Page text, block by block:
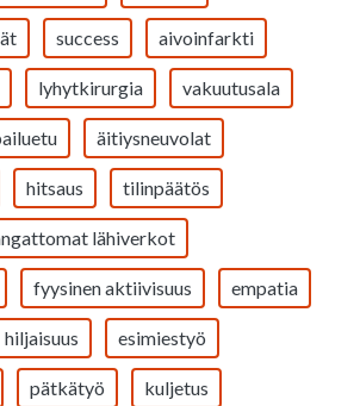
success aivoinfarkti
lyhytkirurgia vakuutusala
äitiysneuvolat
hitsaus tilinpäätös
lähiverkot
fyysinen aktiivisuus empatia
hiljaisuus esimiestyö
pätkätyö kuljetus